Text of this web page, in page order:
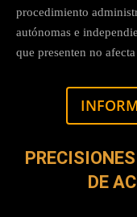
procedimiento
autónomas e
que presenten no
DE